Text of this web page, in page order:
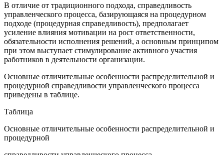
В отличие от традиционного подхода, справедливость
управленческого процесса, базирующаяся на процедурном
подходе (процедурная справедливость), предполагает
усиление влияния мотивации на рост ответственности,
обязательности исполнения решений, а основным принципом
при этом выступает стимулирование активного участия
работников в деятельности организации.
Основные отличительные особенности распределительной и
процедурной справедливости управленческого процесса
приведены в таблице.
Таблица
Основные отличительные особенности распределительной и
процедурной